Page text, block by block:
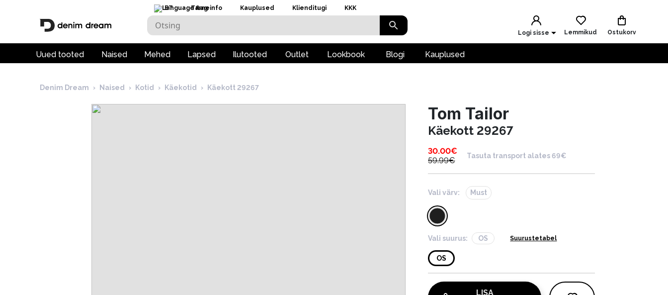
ET Tarneinfo Kauplused Klienditugi KKK
Logi sisse Lemmikud Ostukorv
Uued tooted Naised Mehed Lapsed Ilutooted Outlet Lookbook Blogi Kauplused
Denim Dream › Naised › Kotid › Käekotid › Käekott 29267
Tom Tailor
Käekott 29267
30.00€
59.99€
Tasuta transport alates 69€
Vali värv: Must
Vali suurus: OS Suurustetabel
OS
LISA